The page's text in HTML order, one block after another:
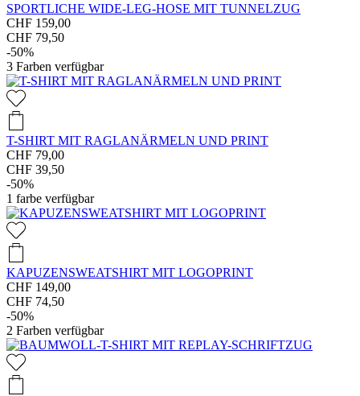
SPORTLICHE WIDE-LEG-HOSE MIT TUNNELZUG
CHF 159,00
CHF 79,50
-50%
3 Farben verfügbar
T-SHIRT MIT RAGLANÄRMELN UND PRINT
CHF 79,00
CHF 39,50
-50%
1 farbe verfügbar
KAPUZENSWEATSHIRT MIT LOGOPRINT
CHF 149,00
CHF 74,50
-50%
2 Farben verfügbar